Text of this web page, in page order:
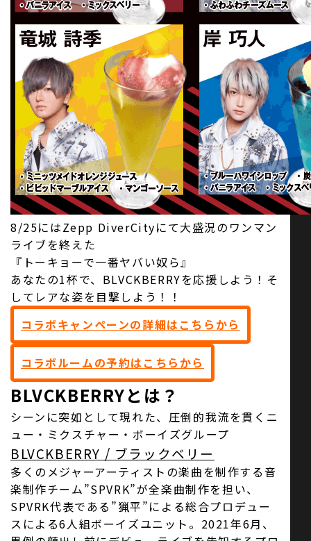
8/25にはZepp DiverCityにて大盛況のワンマン
ライブを終えた
『トーキョーで一番ヤバい奴ら』
あなたの1杯で、BLVCKBERRYを応援しよう！そ
してレアな姿を目撃しよう！！
コラボキャンペーンの詳細はこちらから
コラボルームの予約はこちらから
BLVCKBERRYとは？
シーンに突如として現れた、圧倒的我流を貫くニ
ュー・ミクスチャー・ボーイズグループ
BLVCKBERRY / ブラックベリー
多くのメジャーアーティストの楽曲を制作する音
楽制作チーム”SPVRK”が全楽曲制作を担い、
SPVRK代表である”猟平”による総合プロデュー
スによる6人組ボーイズユニット。2021年6月、